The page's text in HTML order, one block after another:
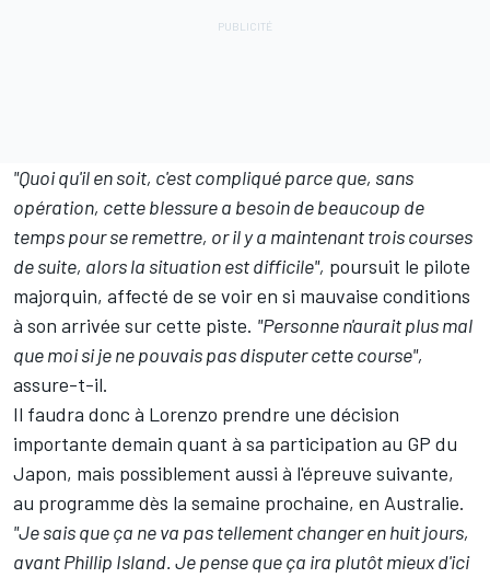
"Quoi qu'il en soit, c'est compliqué parce que, sans
opération, cette blessure a besoin de beaucoup de
temps pour se remettre, or il y a maintenant trois courses
de suite, alors la situation est difficile", poursuit le pilote
majorquin, affecté de se voir en si mauvaise conditions
à son arrivée sur cette piste. "Personne n'aurait plus mal
que moi si je ne pouvais pas disputer cette course",
assure-t-il.
Il faudra donc à Lorenzo prendre une décision
importante demain quant à sa participation au GP du
Japon, mais possiblement aussi à l'épreuve suivante,
au programme dès la semaine prochaine, en Australie.
"Je sais que ça ne va pas tellement changer en huit jours,
avant Phillip Island. Je pense que ça ira plutôt mieux d'ici